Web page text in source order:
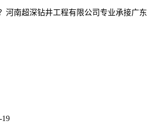
南超深钻井工程有限公司专业承接广
19